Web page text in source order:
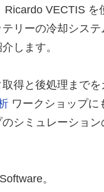
VECTIS を
リーの冷却シス
します。
得と後処理までを
ワークショップに
シミュレーショ
。